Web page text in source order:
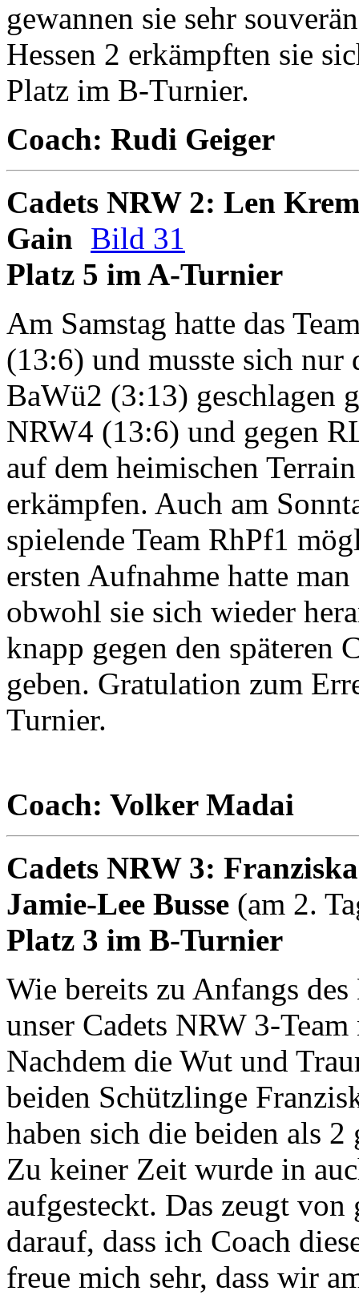
gewannen sie sehr
Hessen 2 erkämpften sie
Platz im B-Turnier.
Coach: Rudi Geiger
Cadets NRW 2: Len
Gain Bild 31
Platz 5 im A-Turnier
Am Samstag hatte das
(13:6) und musste sich nur
BaWü2 (3:13) geschlagen
NRW4 (13:6) und gegen
auf dem heimischen
erkämpfen. Auch am
spielende Team RhPf1
ersten Aufnahme hatte
obwohl sie sich wieder
knapp gegen den späteren
geben. Gratulation zum
Turnier.
Coach: Volker Madai
Cadets NRW 3:
Jamie-Lee Busse (am 2.
Platz 3 im B-Turnier
Wie bereits zu Anfangs
unser Cadets NRW 3-
Nachdem die Wut und
beiden Schützlinge
haben sich die beiden als
Zu keiner Zeit wurde in
aufgesteckt. Das zeugt
darauf, dass ich Coach
freue mich sehr, dass wir